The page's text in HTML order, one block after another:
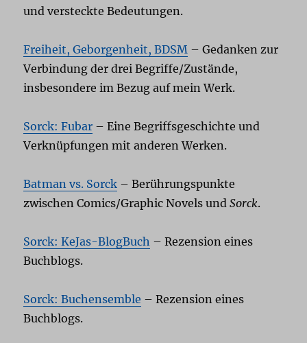
und versteckte Bedeutungen.
Freiheit, Geborgenheit, BDSM – Gedanken zur
Verbindung der drei Begriffe/Zustände,
insbesondere im Bezug auf mein Werk.
Sorck: Fubar – Eine Begriffsgeschichte und
Verknüpfungen mit anderen Werken.
Batman vs. Sorck – Berührungspunkte
zwischen Comics/Graphic Novels undSorck.
Sorck: KeJas-BlogBuch – Rezension eines
Buchblogs.
Sorck: Buchensemble – Rezension eines
Buchblogs.